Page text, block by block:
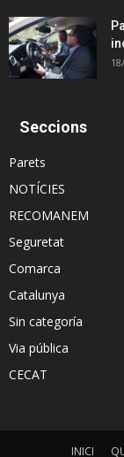
Seccions
Parets
NOTÍCIES
RECOMANEM
Seguretat
Comarca
Catalunya
Sin categoría
Via pública
CECAT
INICI